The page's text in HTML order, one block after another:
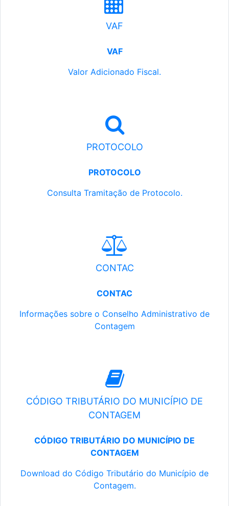
VAF
VAF
Valor Adicionado Fiscal.
PROTOCOLO
PROTOCOLO
Consulta Tramitação de Protocolo.
CONTAC
CONTAC
Informações sobre o Conselho Administrativo de
Contagem
CÓDIGO TRIBUTÁRIO DO MUNICÍPIO DE
CONTAGEM
CÓDIGO TRIBUTÁRIO DO MUNICÍPIO DE
CONTAGEM
Download do Código Tributário do Município de
Contagem.